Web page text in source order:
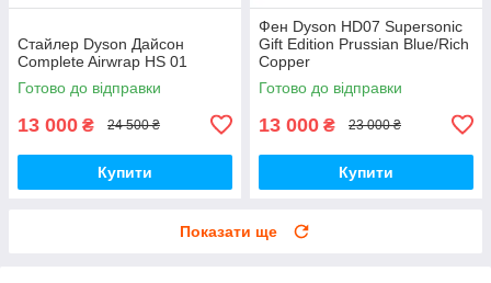
Стайлер Dyson Дайсон
Complete Airwrap HS 01
Готово до відправки
13 000 ₴ 24 500 ₴
Купити
Фен Dyson HD07 Supersonic
Gift Edition Prussian Blue/Rich
Copper
Готово до відправки
13 000 ₴ 23 000 ₴
Купити
Показати ще